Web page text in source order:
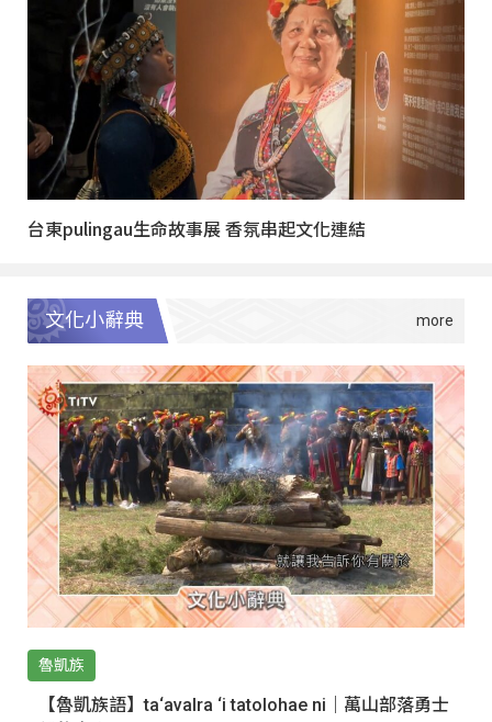
台東pulingau生命故事展 香氛串起文化連結
文化小辭典
魯凱族
【魯凱族語】ta‘avalra ‘i tatolohae ni｜萬山部落勇士